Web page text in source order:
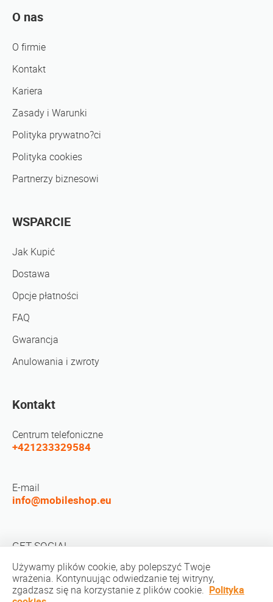
O nas
O firmie
Kontakt
Kariera
Zasady i Warunki
Polityka prywatno?ci
Polityka cookies
Partnerzy biznesowi
WSPARCIE
Jak Kupić
Dostawa
Opcje płatności
FAQ
Gwarancja
Anulowania i zwroty
Kontakt
Centrum telefoniczne
+421233329584
E-mail
info@mobileshop.eu
GET SOCIAL
Używamy plików cookie, aby polepszyć Twoje
wrażenia. Kontynuując odwiedzanie tej witryny,
zgadzasz się na korzystanie z plików cookie. Polityka